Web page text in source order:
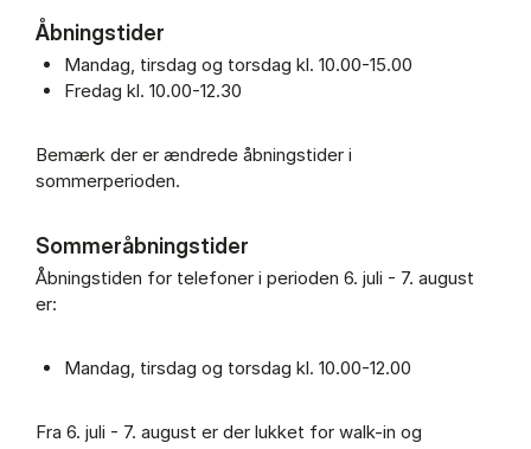
Åbningstider
Mandag, tirsdag og torsdag kl. 10.00-15.00
Fredag kl. 10.00-12.30
Bemærk der er ændrede åbningstider i
sommerperioden.
Sommeråbningstider
Åbningstiden for telefoner i perioden 6. juli - 7. august
er:
Mandag, tirsdag og torsdag kl. 10.00-12.00
Fra 6. juli - 7. august er der lukket for walk-in og